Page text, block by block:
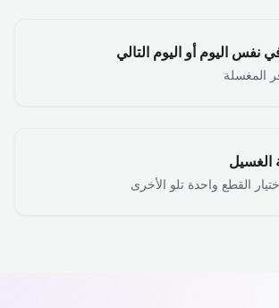
نفس اليوم أو اليوم التالي
المغسلة
الغسيل
القطع واحدة تلو الأخرى